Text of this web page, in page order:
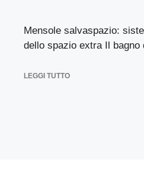
Mensole salvaspazio:
dello spazio extra Il bagno
LEGGI TUTTO